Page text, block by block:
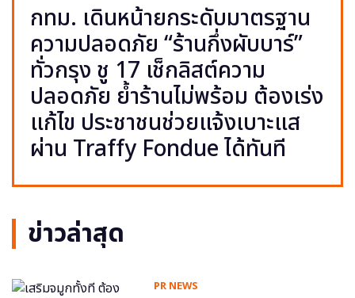
กทม. เดินหน้ายกระดับมาตรฐาน
ความปลอดภัย “ร้านกึ่งผับบาร์”
ทั่วกรุง ชู 17 เช็กลิสต์ความ
ปลอดภัย ย้ำร้านไม่พร้อม ต้องเร่ง
แก้ไข ประชาชนช่วยแจ้งเบาะแส
ผ่าน Traffy Fondue ได้ทันที
ข่าวล่าสุด
PR NEWS